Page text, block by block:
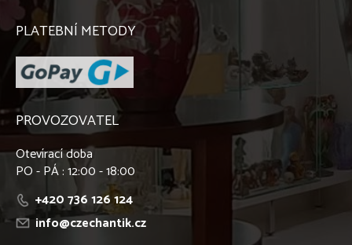
PLATEBNÍ METODY
PROVOZOVATEL
Otevírací doba
PO - PÁ : 12:00 - 18:00
+420 736 126 124
info@czechantik.cz